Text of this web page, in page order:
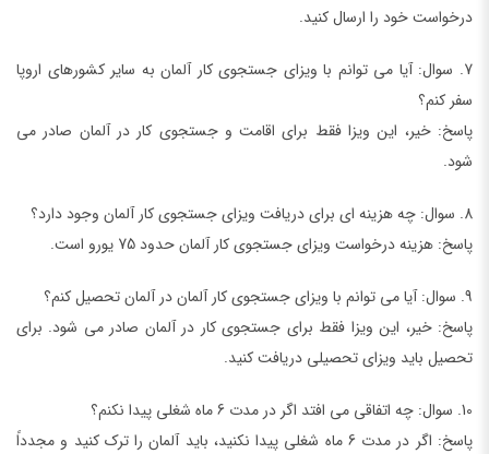
درخواست خود را ارسال کنید.
7. سوال: آیا می توانم با ویزای جستجوی کار آلمان به سایر کشورهای اروپا
سفر کنم؟
پاسخ: خیر، این ویزا فقط برای اقامت و جستجوی کار در آلمان صادر می
شود.
8. سوال: چه هزینه ای برای دریافت ویزای جستجوی کار آلمان وجود دارد؟
پاسخ: هزینه درخواست ویزای جستجوی کار آلمان حدود 75 یورو است.
9. سوال: آیا می توانم با ویزای جستجوی کار آلمان در آلمان تحصیل کنم؟
پاسخ: خیر، این ویزا فقط برای جستجوی کار در آلمان صادر می شود. برای
تحصیل باید ویزای تحصیلی دریافت کنید.
10. سوال: چه اتفاقی می افتد اگر در مدت 6 ماه شغلی پیدا نکنم؟
پاسخ: اگر در مدت 6 ماه شغلی پیدا نکنید، باید آلمان را ترک کنید و مجدداً